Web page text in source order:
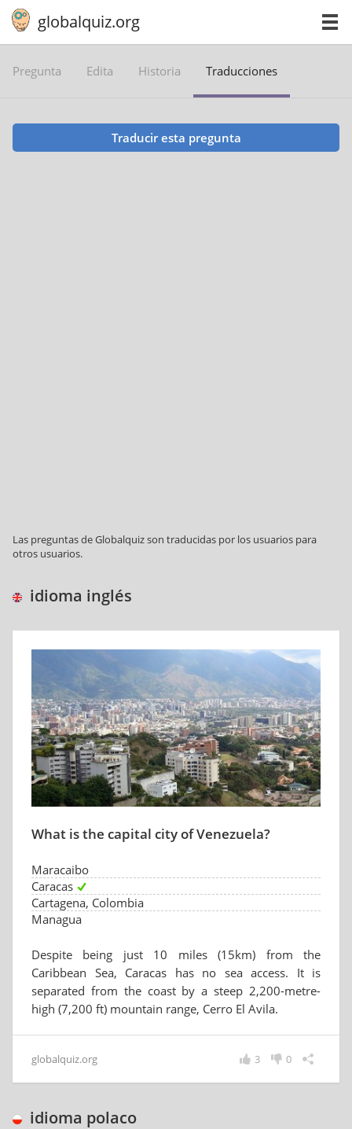
globalquiz.org
Pregunta Edita Historia Traducciones
Traducir esta pregunta
Las preguntas de Globalquiz son traducidas por los usuarios para
otros usuarios.
idioma inglés
What is the capital city of Venezuela?
Maracaibo
Caracas
Cartagena, Colombia
Managua
Despite being just 10 miles (15km) from the
Caribbean Sea, Caracas has no sea access. It is
separated from the coast by a steep 2,200-metre-
high (7,200 ft) mountain range, Cerro El Avila.
globalquiz.org 0
3
idioma polaco